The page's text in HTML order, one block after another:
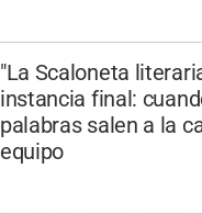
"La Scaloneta
instancia final:
palabras salen a la
equipo